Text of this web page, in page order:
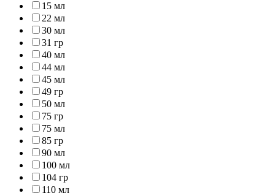
15 мл
22 мл
30 мл
31 гр
40 мл
44 мл
45 мл
49 гр
50 мл
75 гр
75 мл
85 гр
90 мл
100 мл
104 гр
110 мл